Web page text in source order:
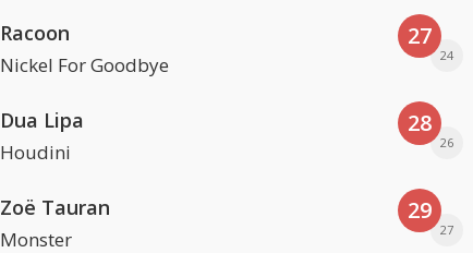
Racoon
Nickel For Goodbye
Dua Lipa
Houdini
Zoë Tauran
Monster
27
24
28
26
29
27